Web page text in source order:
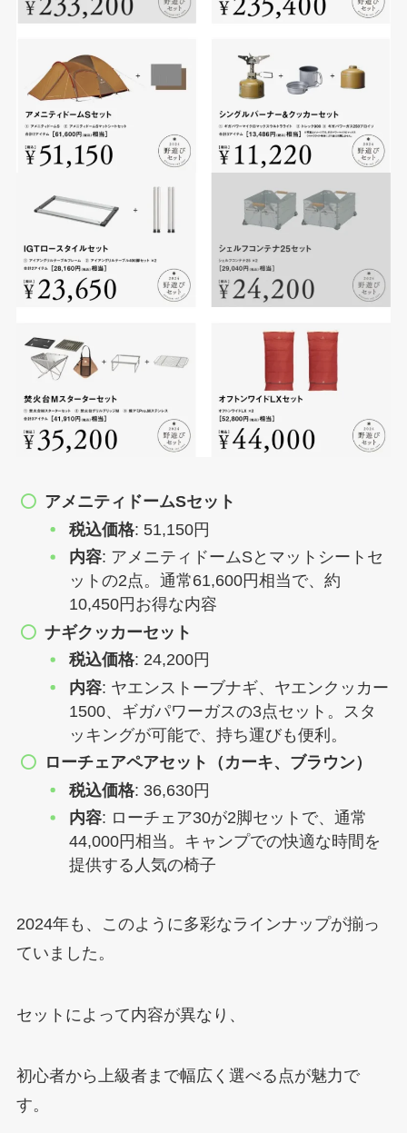
アメニティドームSセット
税込価格: 51,150円
内容: アメニティドームSとマットシートセ
ットの2点。通常61,600円相当で、約
10,450円お得な内容
ナギクッカーセット
税込価格: 24,200円
内容: ヤエンストーブナギ、ヤエンクッカー
1500、ギガパワーガスの3点セット。スタ
ッキングが可能で、持ち運びも便利。
ローチェアペアセット（カーキ、ブラウン）
税込価格: 36,630円
内容: ローチェア30が2脚セットで、通常
44,000円相当。キャンプでの快適な時間を
提供する人気の椅子
2024年も、このように多彩なラインナップが揃っ
ていました。
セットによって内容が異なり、
初心者から上級者まで幅広く選べる点が魅力で
す。